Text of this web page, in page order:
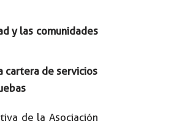
y las comunidades
cartera de servicios
de la Asociación